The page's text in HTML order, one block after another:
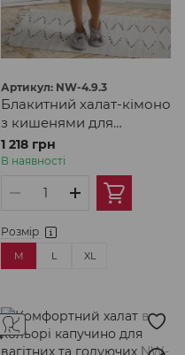
Артикул: NW-4.9.3
Блакитний халат-кімоно
з кишенями для
вагітних
1 218 грн
В наявності
Розмір
M L XL